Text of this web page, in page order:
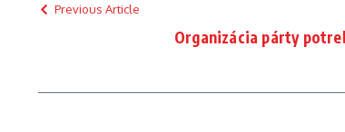
Previous Article
Organizácia párty